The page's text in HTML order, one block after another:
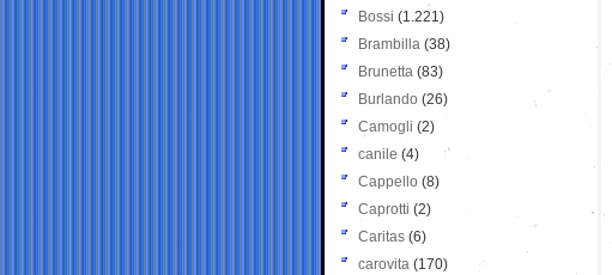
Bossi (1.221)
Brambilla (38)
Brunetta (83)
Burlando (26)
Camogli (2)
canile (4)
Cappello (8)
Caprotti (2)
Caritas (6)
carovita (170)